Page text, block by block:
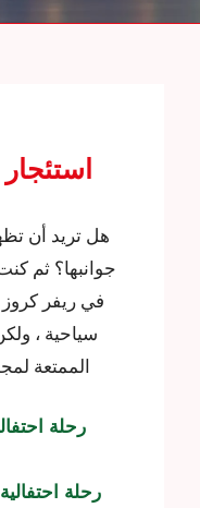
هل تريد أن
جوانبها؟ ثم
في ريفر
سياحية ،
الممتعة لمجموعات